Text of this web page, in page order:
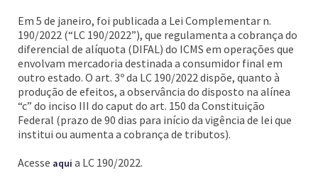
Em 5 de janeiro, foi publicada a Lei Complementar n.
190/2022 (“LC 190/2022”), que regulamenta a cobrança do
diferencial de alíquota (DIFAL) do ICMS em operações que
envolvam mercadoria destinada a consumidor final em
outro estado. O art. 3º da LC 190/2022 dispõe, quanto à
produção de efeitos, a observância do disposto na alínea
“c” do inciso III do caput do art. 150 da Constituição
Federal (prazo de 90 dias para início da vigência de lei que
institui ou aumenta a cobrança de tributos).
Acesse aqui a LC 190/2022.